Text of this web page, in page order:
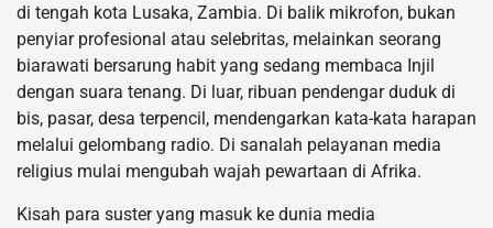
di tengah kota Lusaka, Zambia. Di balik mikrofon, bukan
penyiar profesional atau selebritas, melainkan seorang
biarawati bersarung habit yang sedang membaca Injil
dengan suara tenang. Di luar, ribuan pendengar duduk di
bis, pasar, desa terpencil, mendengarkan kata-kata harapan
melalui gelombang radio. Di sanalah pelayanan media
religius mulai mengubah wajah pewartaan di Afrika.
Kisah para suster yang masuk ke dunia media